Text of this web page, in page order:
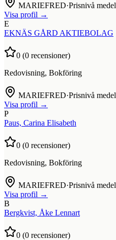
MARIEFRED·Prisnivå medel
Visa profil →
E
EKNÄS GÅRD AKTIEBOLAG
0 (0 recensioner)
Redovisning, Bokföring
MARIEFRED·Prisnivå medel
Visa profil →
P
Paus, Carina Elisabeth
0 (0 recensioner)
Redovisning, Bokföring
MARIEFRED·Prisnivå medel
Visa profil →
B
Bergkvist, Åke Lennart
0 (0 recensioner)